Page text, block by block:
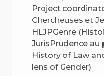
Project
Chercheuses et
HLJPGenre
JurisPrudence au
History of Law
lens of Gender)